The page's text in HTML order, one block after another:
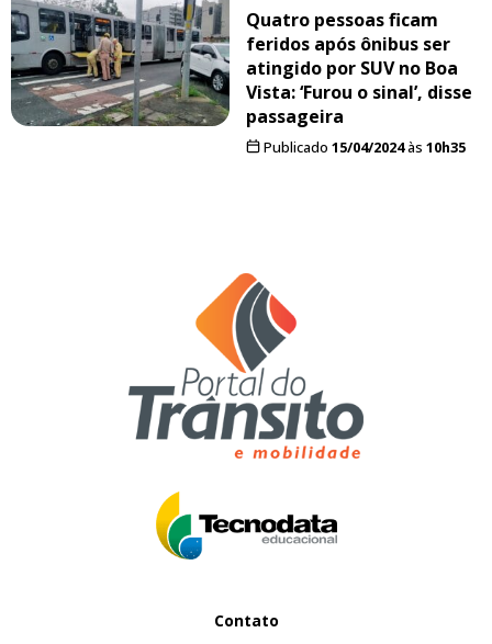
Quatro pessoas ficam
feridos após ônibus ser
atingido por SUV no Boa
Vista: ‘Furou o sinal’, disse
passageira
Publicado 15/04/2024às 10h35
Contato